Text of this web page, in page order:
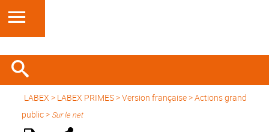
LABEX > LABEX PRIMES>Version française> Actions grand
public > Sur le net